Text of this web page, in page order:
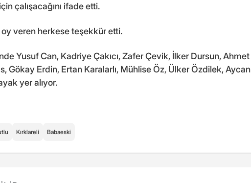
çalışacağını ifade etti.
veren herkese teşekkür etti.
Yusuf Can, Kadriye Çakıcı, Zafer Çevik, İlker Dursun, Ahmet
Gökay Erdin, Ertan Karalarlı, Mühlise Öz, Ülker Özdilek, Aycan
yer alıyor.
Kırklareli Babaeski